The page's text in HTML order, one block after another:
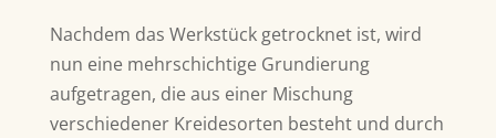
Nachdem das Werkstück getrocknet ist, wird
nun eine mehrschichtige Grundierung
aufgetragen, die aus einer Mischung
verschiedener Kreidesorten besteht und durch